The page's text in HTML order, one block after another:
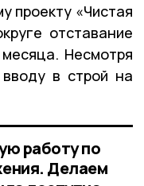
проекту «Чистая
отставание
Несмотря
в строй на
работу по
Делаем